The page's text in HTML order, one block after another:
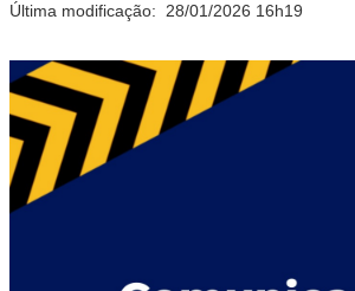
Última modificação: 28/01/2026 16h19